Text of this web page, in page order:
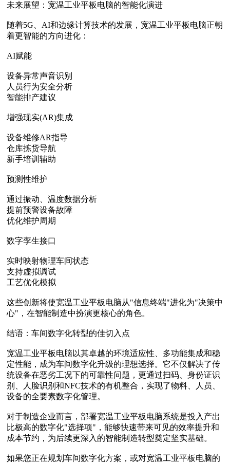
未来展望：宽温工业平板电脑的智能化演进
随着5G、AI和边缘计算技术的发展，宽温工业平板电脑正朝
着更智能的方向进化：
AI赋能‌
设备异常声音识别
人员行为安全分析
智能排产建议
增强现实(AR)集成‌
设备维修AR指导
仓库拣货导航
新手培训辅助
预测性维护‌
通过振动、温度数据分析
提前预警设备故障
优化维护周期
数字孪生接口‌
实时映射物理车间状态
支持虚拟调试
工艺优化模拟
这些创新将使宽温工业平板电脑从"信息终端"进化为"决策中
心"，在智能制造中扮演更核心的角色。
结语：车间数字化转型的佳切入点
宽温工业平板电脑以其卓越的环境适应性、多功能集成和稳
定性能，成为车间数字化升级的理想选择。它不仅解决了传
统设备在恶劣工况下的可靠性问题，更通过扫码、身份证识
别、人脸识别和NFC技术的有机整合，实现了物料、人员、
设备的全要素数字化管理。
对于制造企业而言，部署宽温工业平板电脑系统是投入产出
比极高的数字化"选择项"，能够快速带来可见的效率提升和
成本节约，为后续更深入的智能制造转型奠定坚实基础。
如果您正在规划车间数字化方案，或对宽温工业平板电脑的